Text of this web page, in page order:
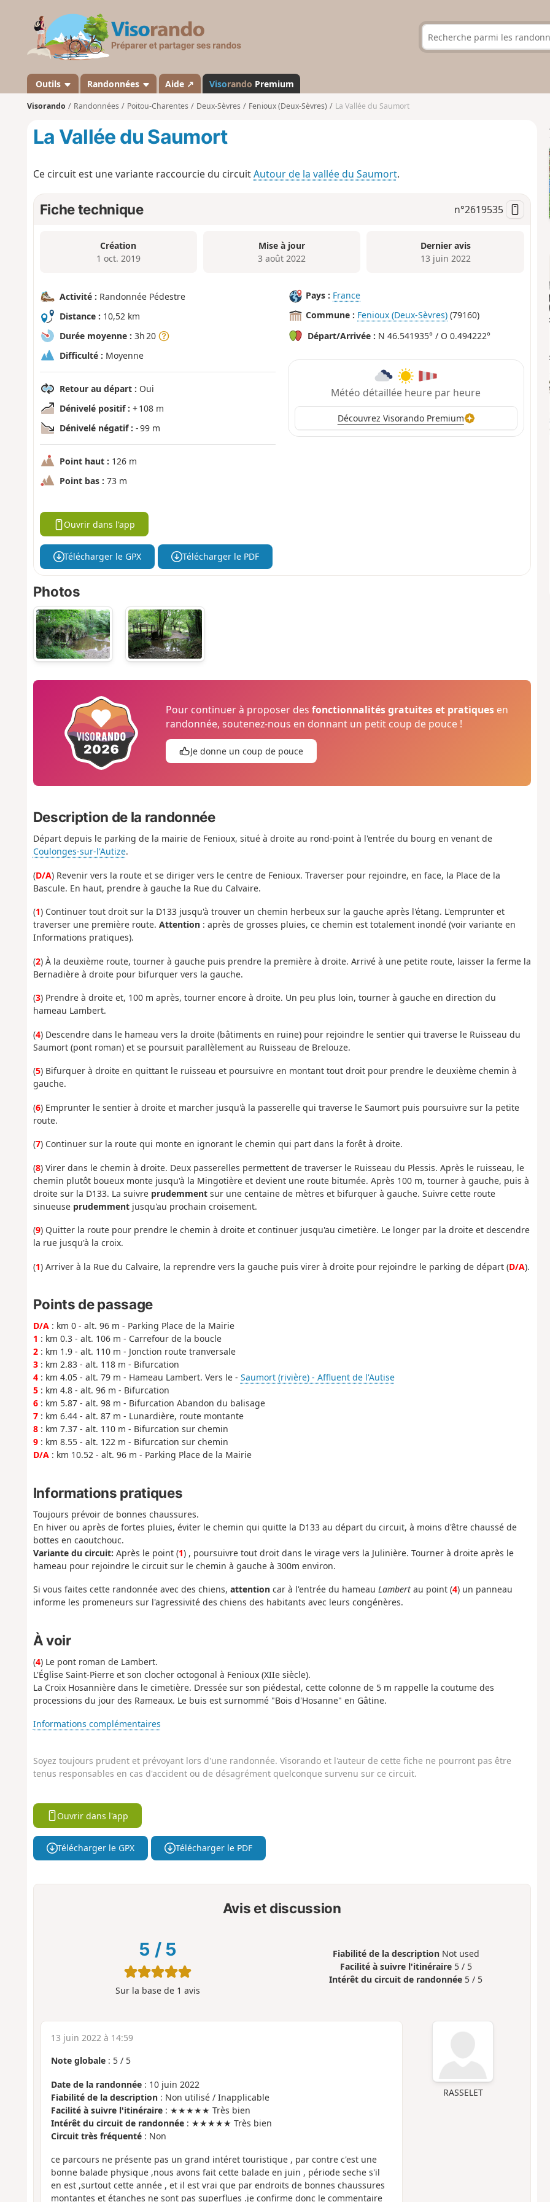
s
a
n
d
Outils Randonnées Aide ↗ Visorando Premium
Visorando Randonnées Poitou-Charentes Deux-Sèvres Fenioux (Deux-Sèvres) La Vallée du Saumort
La Vallée du Saumort
Ce circuit est une variante raccourcie du circuitAutour de la vallée du Saumort.
Fiche technique n°2619535
Création
1 oct. 2019
Mise à jour
3 août 2022
Dernier avis
13 juin 2022
Activité : Randonnée Pédestre
Distance : 10,52 km
Durée moyenne : 3h 20
Difficulté : Moyenne
Retour au départ : Oui
Dénivelé positif : + 108 m
Dénivelé négatif : - 99 m
Point haut : 126 m
Point bas : 73 m
Pays : France
Commune : Fenioux (Deux-Sèvres) (79160)
Départ/Arrivée : N 46.541935° / O 0.494222°
Météo détaillée heure par heure
Découvrez Visorando Premium
Ouvrir dans l'app
Télécharger le GPX Télécharger le PDF
Photos
Pour continuer à proposer desfonctionnalités gratuites et pratiques en
randonnée, soutenez-nous en donnant un petit coup de pouce !
Je donne un coup de pouce
Description de la randonnée
Départ depuis le parking de la mairie de Fenioux, situé à droite au rond-point à l'entrée du bourg en venant de
Coulonges-sur-l'Autize.
(D/A) Revenir vers la route et se diriger vers le centre de Fenioux. Traverser pour rejoindre, en face, la Place de la
Bascule. En haut, prendre à gauche la Rue du Calvaire.
(1) Continuer tout droit sur la D133 jusqu'à trouver un chemin herbeux sur la gauche après l'étang. L'emprunter et
traverser une première route. Attention: après de grosses pluies, ce chemin est totalement inondé (voir variante en
Informations pratiques).
(2) À la deuxième route, tourner à gauche puis prendre la première à droite. Arrivé à une petite route, laisser la ferme la
Bernadière à droite pour bifurquer vers la gauche.
(3) Prendre à droite et, 100 m après, tourner encore à droite. Un peu plus loin, tourner à gauche en direction du
hameau Lambert.
(4) Descendre dans le hameau vers la droite (bâtiments en ruine) pour rejoindre le sentier qui traverse le Ruisseau du
Saumort (pont roman) et se poursuit parallèlement au Ruisseau de Brelouze.
(5) Bifurquer à droite en quittant le ruisseau et poursuivre en montant tout droit pour prendre le deuxième chemin à
gauche.
(6) Emprunter le sentier à droite et marcher jusqu'à la passerelle qui traverse le Saumort puis poursuivre sur la petite
route.
(7) Continuer sur la route qui monte en ignorant le chemin qui part dans la forêt à droite.
(8) Virer dans le chemin à droite. Deux passerelles permettent de traverser le Ruisseau du Plessis. Après le ruisseau, le
chemin plutôt boueux monte jusqu'à la Mingotière et devient une route bitumée. Après 100 m, tourner à gauche, puis à
droite sur la D133. La suivre prudemmentsur une centaine de mètres et bifurquer à gauche. Suivre cette route
sinueuse prudemmentjusqu'au prochain croisement.
(9) Quitter la route pour prendre le chemin à droite et continuer jusqu'au cimetière. Le longer par la droite et descendre
la rue jusqu'à la croix.
(1) Arriver à la Rue du Calvaire, la reprendre vers la gauche puis virer à droite pour rejoindre le parking de départ (D/A).
Points de passage
D/A: km 0 - alt. 96 m - Parking Place de la Mairie
1 : km 0.3 - alt. 106 m - Carrefour de la boucle
2: km 1.9 - alt. 110 m - Jonction route tranversale
3: km 2.83 - alt. 118 m - Bifurcation
4: km 4.05 - alt. 79 m - Hameau Lambert. Vers le - Saumort (rivière) - Affluent de l'Autise
5: km 4.8 - alt. 96 m - Bifurcation
6: km 5.87 - alt. 98 m - Bifurcation Abandon du balisage
7: km 6.44 - alt. 87 m - Lunardière, route montante
8: km 7.37 - alt. 110 m - Bifurcation sur chemin
9: km 8.55 - alt. 122 m - Bifurcation sur chemin
D/A: km 10.52 - alt. 96 m - Parking Place de la Mairie
Informations pratiques
Toujours prévoir de bonnes chaussures.
En hiver ou après de fortes pluies, éviter le chemin qui quitte la D133 au départ du circuit, à moins d'être chaussé de
bottes en caoutchouc.
Variante du circuit: Après le point (1) , poursuivre tout droit dans le virage vers la Julinière. Tourner à droite après le
hameau pour rejoindre le circuit sur le chemin à gauche à 300m environ.
Si vous faites cette randonnée avec des chiens, attentioncar à l'entrée du hameau Lambertau point (4) un panneau
informe les promeneurs sur l'agressivité des chiens des habitants avec leurs congénères.
À voir
(4) Le pont roman de Lambert.
L'Église Saint-Pierre et son clocher octogonal à Fenioux (XIIe siècle).
La Croix Hosannière dans le cimetière. Dressée sur son piédestal, cette colonne de 5 m rappelle la coutume des
processions du jour des Rameaux. Le buis est surnommé "Bois d'Hosanne" en Gâtine.
Informations complémentaires
Soyez toujours prudent et prévoyant lors d'une randonnée. Visorando et l'auteur de cette fiche ne pourront pas être
tenus responsables en cas d'accident ou de désagrément quelconque survenu sur ce circuit.
Ouvrir dans l'app
Télécharger le GPX Télécharger le PDF
Avis et discussion
5 / 5
Sur la base de 1 avis
Fiabilité de la description Not used
Facilité à suivre l'itinéraire 5 / 5
Intérêt du circuit de randonnée 5 / 5
RASSELET
13 juin 2022 à 14:59
Note globale: 5/ 5
Date de la randonnée: 10 juin 2022
Fiabilité de la description: Non utilisé / Inapplicable
Facilité à suivre l'itinéraire: ★★★★★ Très bien
Intérêt du circuit de randonnée: ★★★★★ Très bien
Circuit très fréquenté: Non
ce parcours ne présente pas un grand intéret touristique , par contre c'est une
bonne balade physique ,nous avons fait cette balade en juin , période seche s'il
en est ,surtout cette année , et il est vrai que par endroits de bonnes chaussures
montantes et étanches ne sont pas superflues .je confirme donc le commentaire